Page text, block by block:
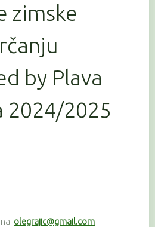
zimske
by Plava
2024/2025
olegrajic@gmail.com